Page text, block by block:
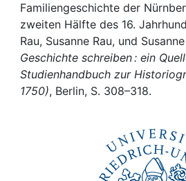
Familiengeschichte der
zweiten Hälfte des 16.
Rau, Susanne Rau, und
Geschichte schreiben : ein
Studienhandbuch zur
1750), Berlin, S. 308–318.